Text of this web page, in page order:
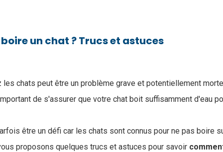
un chat ? Trucs et astuces
les chats peut être un problème grave et potentiellement
de s'assurer que votre chat boit suffisamment d'eau
être un défi car les chats sont connus pour ne pas boire
proposons quelques trucs et astuces pour savoir